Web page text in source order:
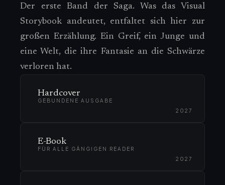
Der erste Band der Saga. Was das Visual
Storybook andeutet, entfaltet sich hier zur
großen Erzählung. Ein Greif, ein Junge und
eine Welt, die ihre Fantasie an die Schwärze
verloren hat.
Hardcover
GEBUNDENE AUSGABE
2027
E-Book
FÜR ALLE GÄNGIGEN READER
2027